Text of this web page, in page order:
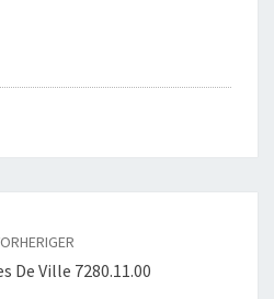
De Ville 7280.11.00